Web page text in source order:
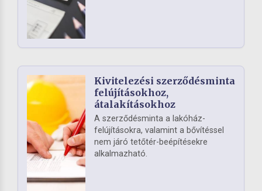
Kivitelezési szerződésminta
felújításokhoz,
átalakításokhoz
A szerződésminta a lakóház-
felújításokra, valamint a bővítéssel
nem járó tetőtér-beépítésekre
alkalmazható.